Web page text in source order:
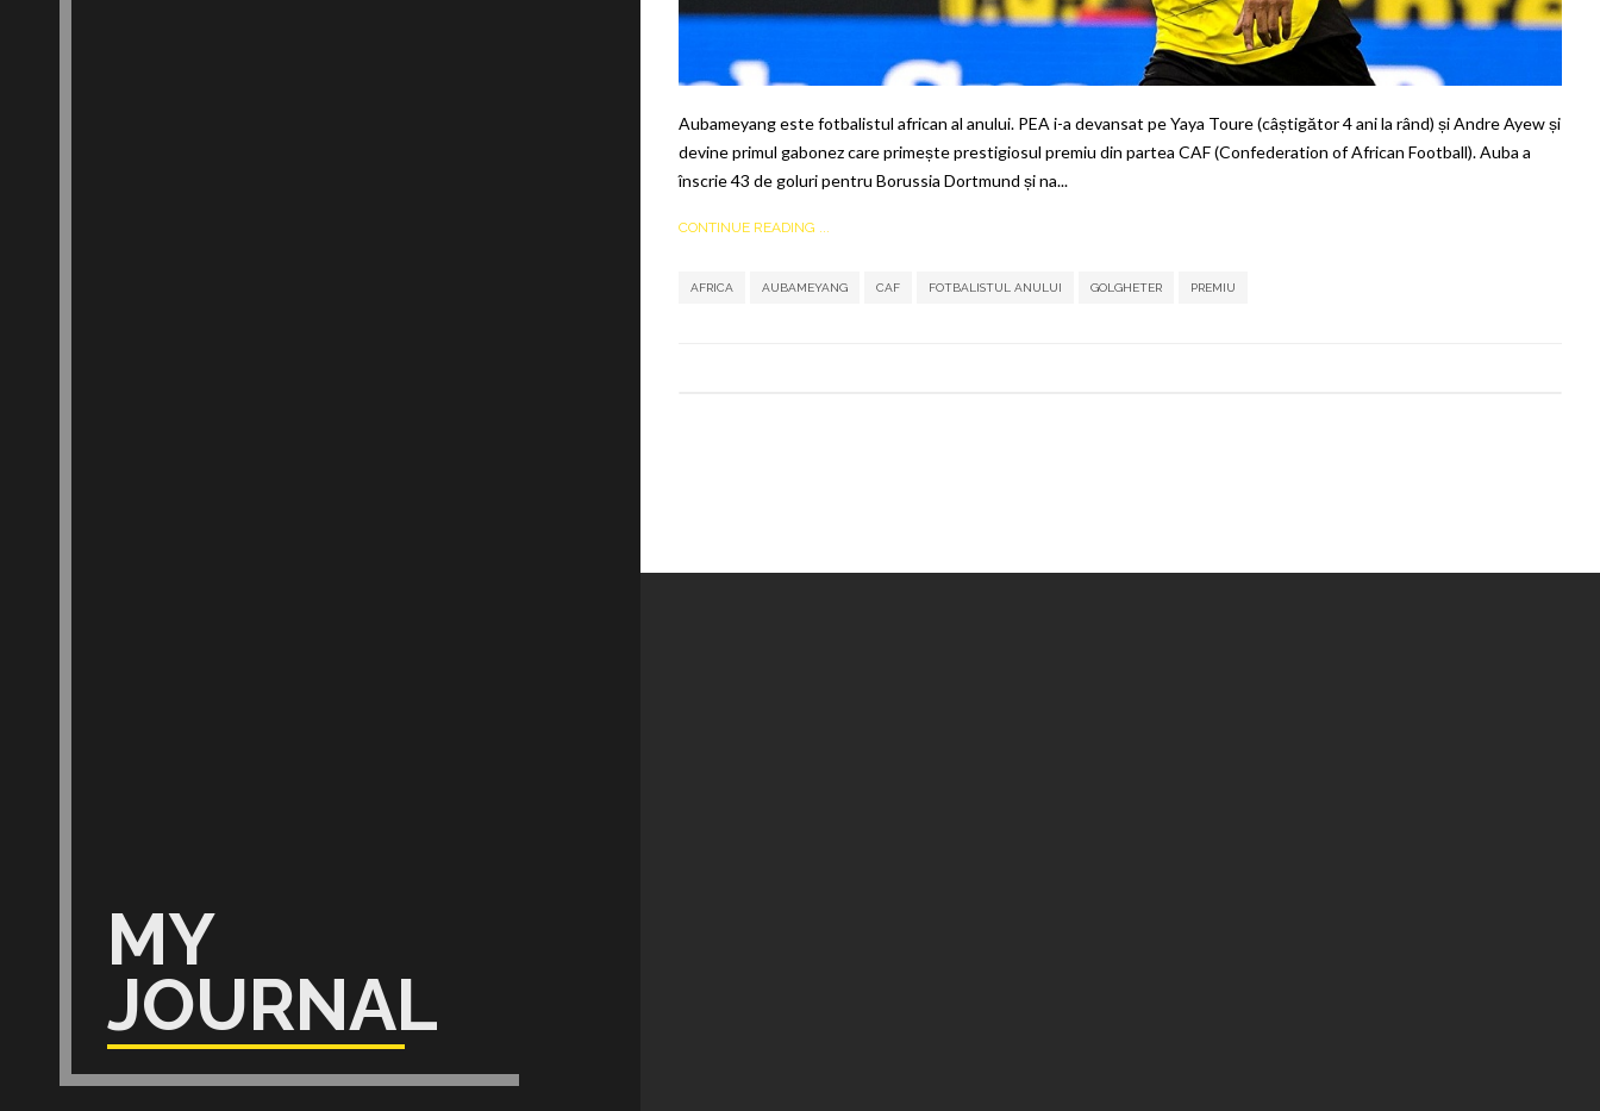
MY
JOURNAL
Aubameyang este fotbalistul african al anului. PEA i-a devansat pe Yaya Toure (câștigător 4 ani la rând) și Andre Ayew și
devine primul gabonez care primește prestigiosul premiu din partea CAF (Confederation of African Football). Auba a
înscrie 43 de goluri pentru Borussia Dortmund și na...
CONTINUE READING ...
AFRICA AUBAMEYANG CAF FOTBALISTUL ANULUI GOLGHETER PREMIU